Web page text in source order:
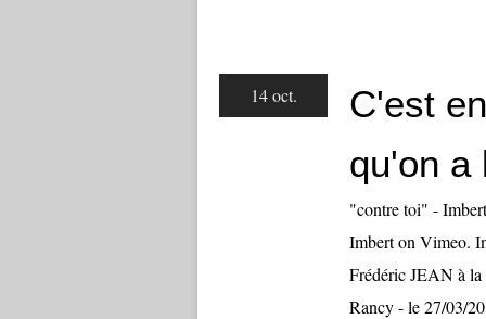
14 oct.
C'est
qu'on a
"contre toi" -
Imbert on Vimeo.
Frédéric JEAN à
Rancy - le 27/03/